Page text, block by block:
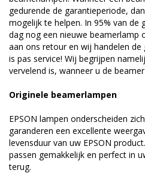
gedurende de garantieperiode,
mogelijk te helpen. In 95% van de
dag nog een nieuwe beamerlamp
aan ons retour en wij handelen
is pas service! Wij begrijpen
vervelend is, wanneer u de
Originele beamerlampen
EPSON lampen onderscheiden
garanderen een excellente
levensduur van uw EPSON
passen gemakkelijk en perfect in
terug.